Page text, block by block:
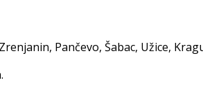
Pančevo, Šabac, Užice,